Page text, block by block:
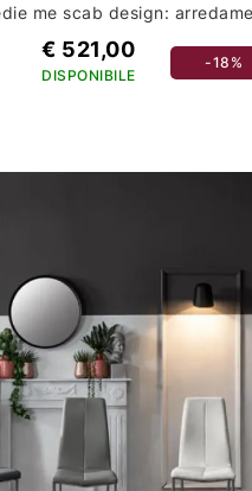
€ 521,00
DISPONIBILE
-18%